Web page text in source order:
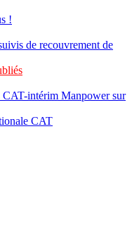
!
de recouvrement de
intérim Manpower sur
CAT